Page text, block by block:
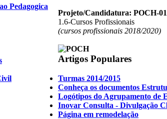
Projeto/Candidatura: POCH-
1.6-Cursos Profissionais
(cursos profissionais 2018/2020)
Artigos Populares
Turmas 2014/2015
Conheça os documentos
Logótipos do Agrupamento de
Inovar Consulta - Divulgação
Página em remodelação